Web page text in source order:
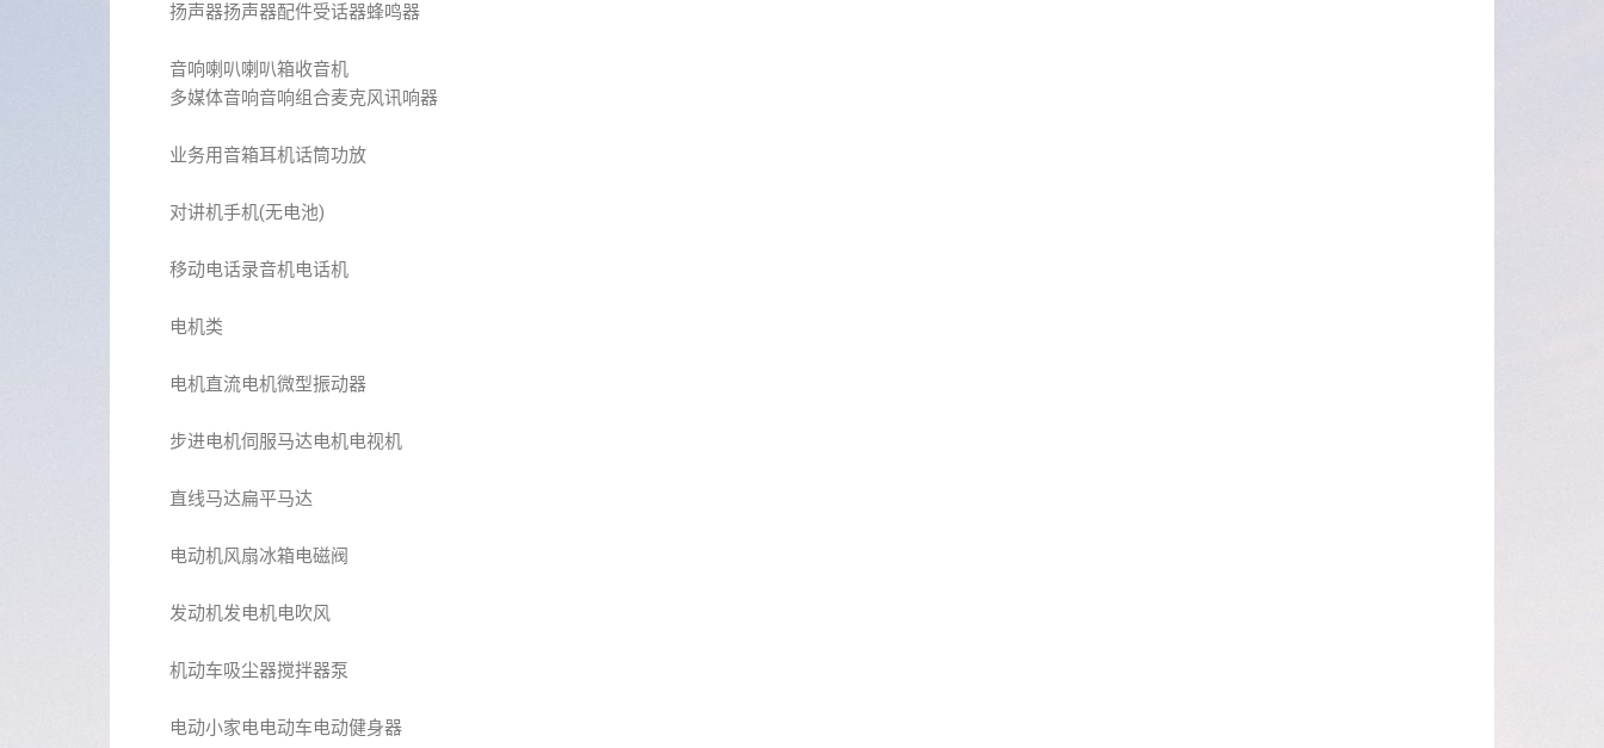
扬声器扬声器配件受话器蜂鸣器
音响喇叭喇叭箱收音机
多媒体音响音响组合麦克风讯响器
业务用音箱耳机话筒功放
对讲机手机(无电池)
移动电话录音机电话机
电机类
电机直流电机微型振动器
步进电机伺服马达电机电视机
直线马达扁平马达
电动机风扇冰箱电磁阀
发动机发电机电吹风
机动车吸尘器搅拌器泵
电动小家电电动车电动健身器